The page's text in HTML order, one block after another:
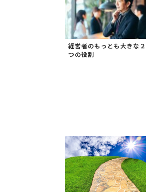
経営者のもっとも大きな２
つの役割